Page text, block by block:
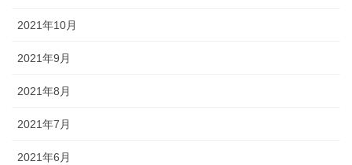
2021年10月
2021年9月
2021年8月
2021年7月
2021年6月